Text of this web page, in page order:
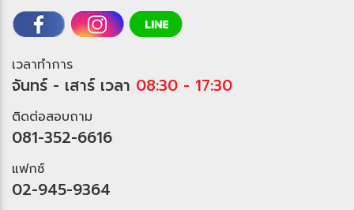
เวลาทำการ
จันทร์ - เสาร์ เวลา 08:30 - 17:30
ติดต่อสอบถาม
081-352-6616
ฟกซ์
02-945-9364